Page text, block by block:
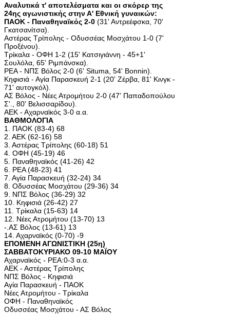
Αναλυτικά τ' αποτελέσματα και οι σκόρερ της
24ης αγωνιστικής στην Α' Εθνική γυναικών:
ΠΑΟΚ - Παναθηναϊκός 2-0 (31' Αντρεέφσκα, 70'
Γκατσανίτσα).
Αστέρας Τρίπολης - Οδυσσέας Μοσχάτου 1-0 (7'
Προξένου).
Τρίκαλα - ΟΦΗ 1-2 (15' Κατσιγιάννη - 45+1'
Σουλόλα, 65' Ριμπάνσκα).
ΡΕΑ - ΝΠΣ Βόλος 2-0 (6' Situma, 54' Bonnin).
Κηφισιά - Αγία Παρασκευή 2-1 (20' Ζέρβα, 81' Κινγκ -
71' αυτογκόλ).
ΑΣ Βόλος - Νέες Ατρομήτου 2-0 (47' Παπαδοπούλου
Σ'., 80' Βελισσαρίδου).
ΑΕΚ - Αχαρναϊκός 3-0 α.α.
ΒΑΘΜΟΛΟΓΙΑ
1. ΠΑΟΚ (83-4) 68
2. ΑΕΚ (62-16) 58
3. Αστέρας Τρίπολης (60-18) 51
4. ΟΦΗ (45-19) 46
5. Παναθηναϊκός (41-26) 42
6. ΡΕΑ (48-23) 41
7. Αγία Παρασκευή (32-24) 34
8. Οδυσσέας Μοσχάτου (29-36) 34
9. ΝΠΣ Βόλος (36-29) 32
10. Κηφισιά (26-42) 27
11. Τρίκαλα (15-63) 14
12. Νέες Ατρομήτου (13-70) 13
-.ΑΣ Βόλος (13-61) 13
14. Αχαρναϊκός (0-70) -9
ΕΠΟΜΕΝΗ ΑΓΩΝΙΣΤΙΚΗ (25η)
ΣΑΒΒΑΤΟΚΥΡΙΑΚΟ 09-10 ΜΑΪΟΥ
Αχαρναϊκός - ΡΕΑ:0-3 α.α.
ΑΕΚ - Αστέρας Τρίπολης
ΝΠΣ Βόλος - Κηφισιά
Αγία Παρασκευή - ΠΑΟΚ
Νέες Ατρομήτου - Τρίκαλα
ΟΦΗ - Παναθηναϊκός
Οδυσσέας Μοσχάτου - ΑΣ Βόλος